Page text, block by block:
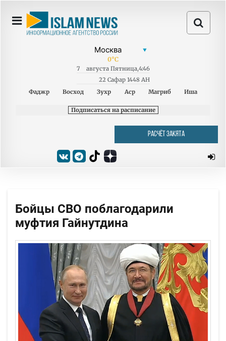
0°C
7 августа Пятница,4:46
22 Сафар 1448 AH
Фаджр
Восход Зухр Аср Магриб Иша
Подписаться на расписание
РАСЧЁТ ЗАКЯТА
Бойцы СВО поблагодарили
муфтия Гайнутдина